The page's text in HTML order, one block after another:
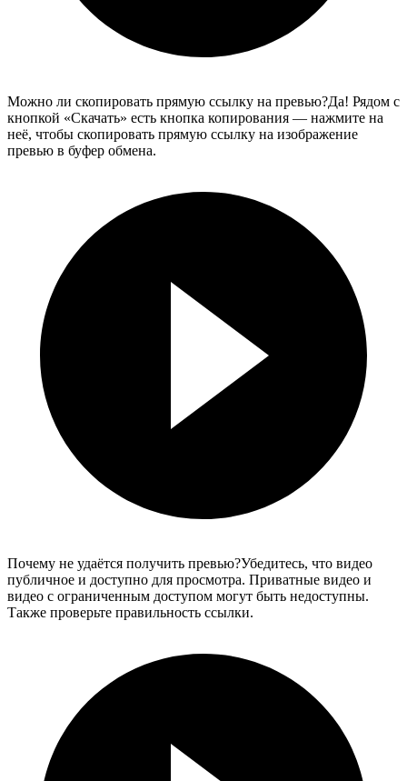
Можно ли скопировать прямую ссылку на превью?Да! Рядом с
кнопкой «Скачать» есть кнопка копирования — нажмите на
неё, чтобы скопировать прямую ссылку на изображение
превью в буфер обмена.
Почему не удаётся получить превью?Убедитесь, что видео
публичное и доступно для просмотра. Приватные видео и
видео с ограниченным доступом могут быть недоступны.
Также проверьте правильность ссылки.